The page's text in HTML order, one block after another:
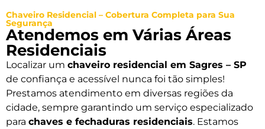
Chaveiro Residencial – Cobertura Completa para Sua
Segurança
Atendemos em Várias Áreas
Residenciais
Localizar um chaveiro residencial em Sagres – SP
de confiança e acessível nunca foi tão simples!
Prestamos atendimento em diversas regiões da
cidade, sempre garantindo um serviço especializado
para chaves e fechaduras residenciais. Estamos